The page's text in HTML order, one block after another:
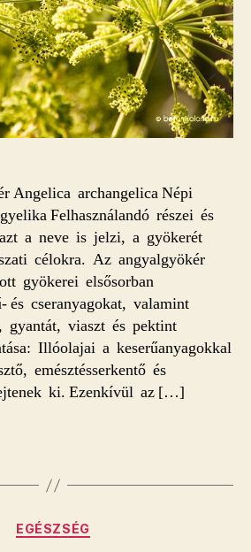
Angelica archangelica Népi
Felhasználandó részei és
a neve is jelzi, a gyökerét
célokra. Az angyalgyökér
gyökerei elsősorban
és cseranyagokat, valamint
gyantát, viaszt és pektint
Illóolajai a keserűanyagokkal
emésztésserkentő és
ki. Ezenkívül az […]
Kategóriák
EGÉSZSÉG